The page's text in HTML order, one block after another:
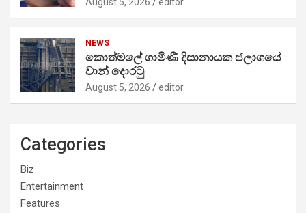
NEWS
කොත්මලේ ගාමිණී දිසානායක ජලාශයේ
වාන් දොරටු
August 5, 2026 editor
Categories
Biz
Entertainment
Features